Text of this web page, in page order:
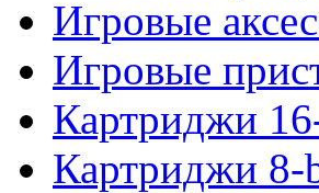
Игровые
Игровые
Картриджи
Картриджи 8-